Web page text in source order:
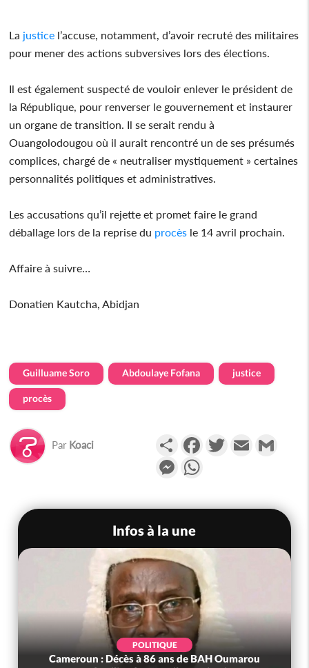
La justice l’accuse, notamment, d’avoir recruté des militaires
pour mener des actions subversives lors des élections.
Il est également suspecté de vouloir enlever le président de
la République, pour renverser le gouvernement et instaurer
un organe de transition. Il se serait rendu à
Ouangolodougou où il aurait rencontré un de ses présumés
complices, chargé de « neutraliser mystiquement » certaines
personnalités politiques et administratives.
Les accusations qu’il rejette et promet faire le grand
déballage lors de la reprise du procès le 14 avril prochain.
Affaire à suivre…
Donatien Kautcha, Abidjan
Guilluame Soro Abdoulaye Fofana justice
procès
Par Koaci PartagerFacebookTwitterEmail
Messenger
Infos à la une
POLITIQUE
Cameroun : Décès à 86 ans de BAH Oumarou